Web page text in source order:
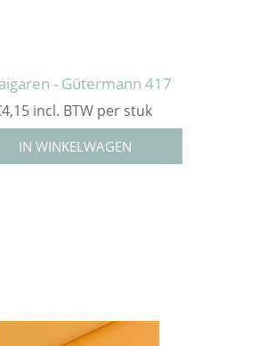
- Gütermann 417
incl. BTW per stuk